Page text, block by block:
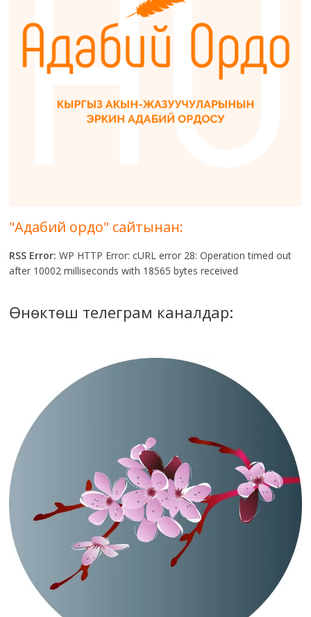
"Адабий ордо" сайтынан:
RSS Error: WP HTTP Error: cURL error 28: Operation timed out
after 10002 milliseconds with 18565 bytes received
Өнөктөш телеграм каналдар: